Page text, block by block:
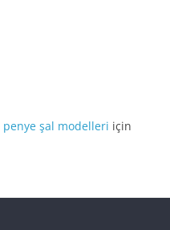
penye şal modelleri için